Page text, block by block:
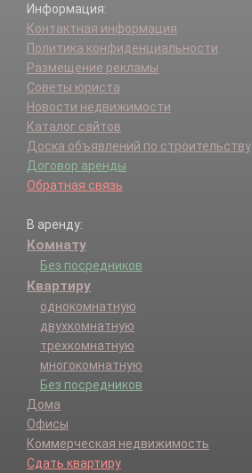
Информация:
Контактная информация
Политика конфиденциальности
Размещение рекламы
Советы юриста
Новости недвижимости
Каталог сайтов
Доска объявлений по строительству
Договор аренды
Обратная связь
В аренду:
Комнату
Без посредников
Квартиру
однокомнатную
двухкомнатную
трехкомнатную
многокомнатную
Без посредников
Дома
Офисы
Коммерческая недвижимость
Сдать квартиру